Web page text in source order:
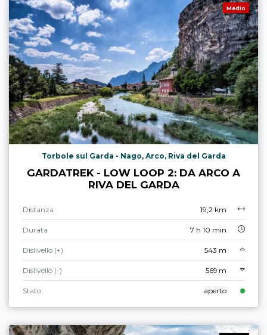
Medio
Torbole sul Garda - Nago, Arco, Riva del Garda
GARDATREK - LOW LOOP 2: DA ARCO A
RIVA DEL GARDA
Distanza 19,2 km
Durata 7 h 10 min
Dislivello (+) 543 m
Dislivello (-) 569 m
Stato aperto